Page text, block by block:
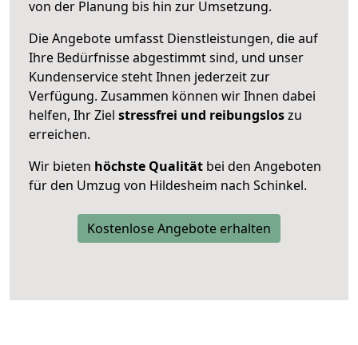
von der Planung bis hin zur Umsetzung.
Die Angebote umfasst Dienstleistungen, die auf
Ihre Bedürfnisse abgestimmt sind, und unser
Kundenservice steht Ihnen jederzeit zur
Verfügung. Zusammen können wir Ihnen dabei
helfen, Ihr Ziel stressfrei und reibungsloszu
erreichen.
Wir bieten höchste Qualität bei den Angeboten
für den Umzug von Hildesheim nach Schinkel.
Kostenlose Angebote erhalten